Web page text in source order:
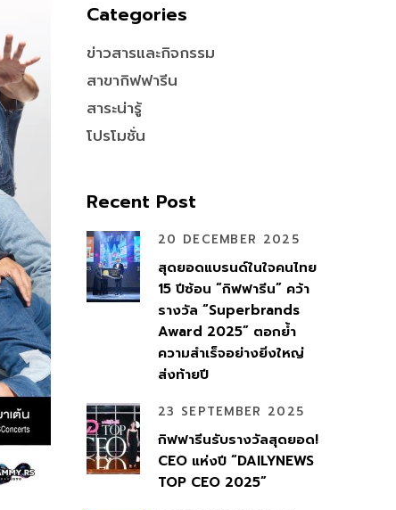
Categories
ข่าวสารและกิจกรรม
สาขากิฟฟารีน
สาระน่ารู้
โปรโมชั่น
Recent Post
20 DECEMBER 2025
สุดยอดแบรนด์ในใจคนไทย
15 ปีซ้อน “กิฟฟารีน” คว้า
รางวัล “Superbrands
Award 2025” ตอกย้ำ
ความสำเร็จอย่างยิ่งใหญ่
ส่งท้ายปี
23 SEPTEMBER 2025
กิฟฟารีนรับรางวัลสุดยอด!
CEO แห่งปี “DAILYNEWS
TOP CEO 2025”